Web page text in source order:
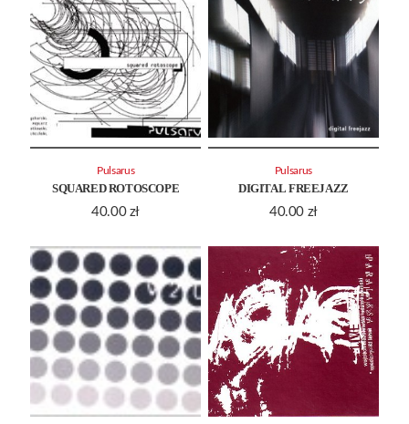
SQUARED ROTOSCOPE
40.00 zł
Pulsarus
DIGITAL FREEJAZZ
40.00 zł
Pulsarus